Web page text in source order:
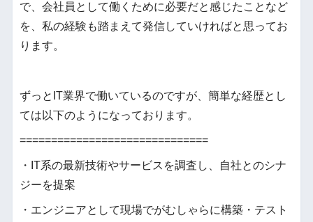
で、会社員として働くために必要だと感じたことなど
を、私の経験も踏まえて発信していければと思ってお
ります。
ずっとIT業界で働いているのですが、簡単な経歴とし
ては以下のようになっております。
==============================
・IT系の最新技術やサービスを調査し、自社とのシナ
ジーを提案
・エンジニアとして現場でがむしゃらに構築・テスト